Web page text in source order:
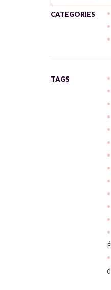
CATEGORIES
TAGS